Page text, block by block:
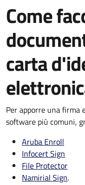
Come
carta
Per apporre una firma
software più comuni,
Aruba Enroll
Infocert Sign
File Protector
Namirial Sign.